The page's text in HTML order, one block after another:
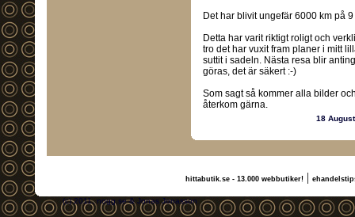
Det har blivit ungefär 6000 km på
Detta har varit riktigt roligt och
tro det har vuxit fram planer i mitt
suttit i sadeln. Nästa resa blir
göras, det är säkert :-)
Som sagt så kommer alla bilder
återkom gärna.
18
hittabutik.se - 13.000 webbutiker!|
(c) 2011, nogg.se & Jonas Jonasson